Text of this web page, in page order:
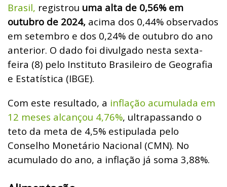
Brasil, registrou uma alta de 0,56% em
outubro de 2024, acima dos 0,44% observados
em setembro e dos 0,24% de outubro do ano
anterior. O dado foi divulgado nesta sexta-
feira (8) pelo Instituto Brasileiro de Geografia
e Estatística (IBGE).
Com este resultado, a inflação acumulada em
12 meses alcançou 4,76%, ultrapassando o
teto da meta de 4,5% estipulada pelo
Conselho Monetário Nacional (CMN). No
acumulado do ano, a inflação já soma 3,88%.